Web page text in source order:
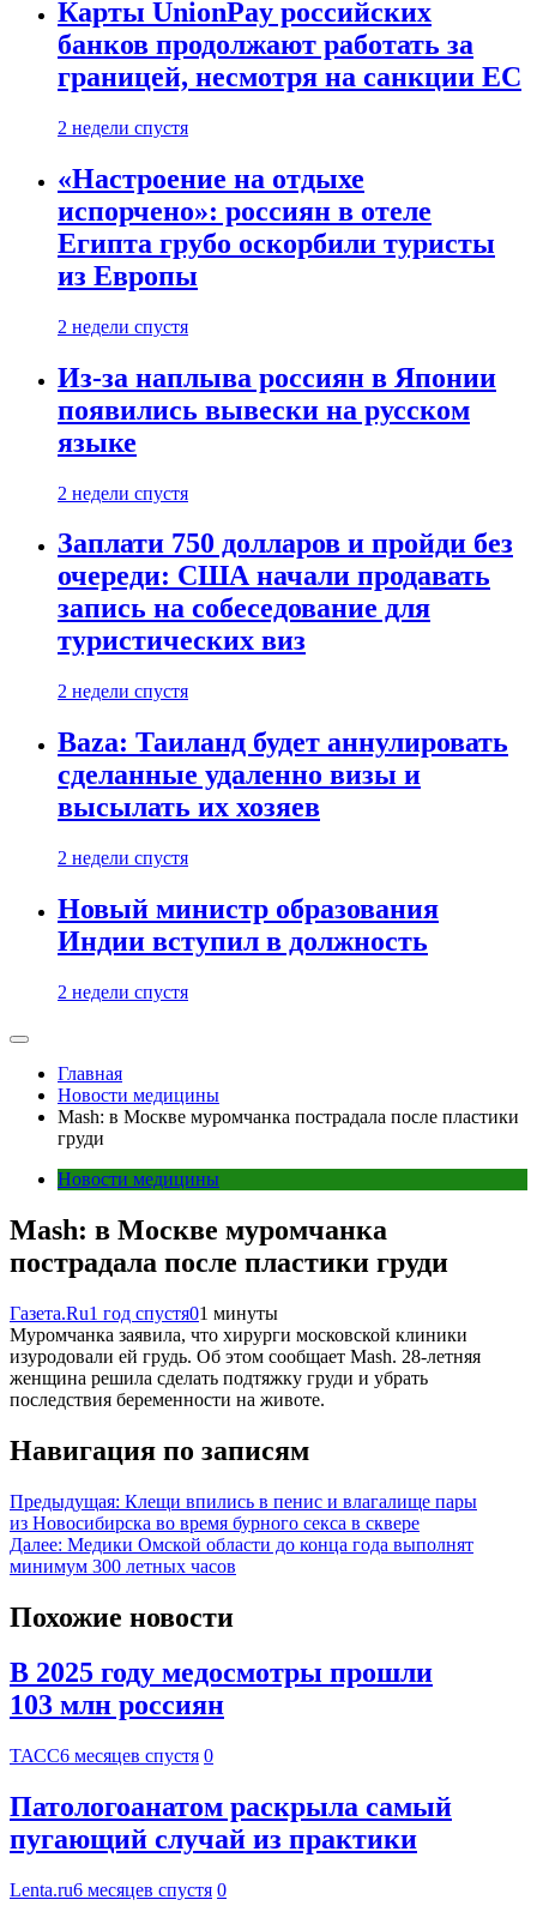
Карты UnionPay российских
банков продолжают работать за
границей, несмотря на санкции ЕС
2 недели спустя
«Настроение на отдыхе
испорчено»: россиян в отеле
Египта грубо оскорбили туристы
из Европы
2 недели спустя
Из-за наплыва россиян в Японии
появились вывески на русском
языке
2 недели спустя
Заплати 750 долларов и пройди без
очереди: США начали продавать
запись на собеседование для
туристических виз
2 недели спустя
Baza: Таиланд будет аннулировать
сделанные удаленно визы и
высылать их хозяев
2 недели спустя
Новый министр образования
Индии вступил в должность
2 недели спустя
Главная
Новости медицины
Mash: в Москве муромчанка пострадала после пластики
груди
Новости медицины
Mash: в Москве муромчанка
пострадала после пластики груди
Газета.Ru1 год спустя01 минуты
Муромчанка заявила, что хирурги московской клиники
изуродовали ей грудь. Об этом сообщает Mash. 28-летняя
женщина решила сделать подтяжку груди и убрать
последствия беременности на животе.
Навигация по записям
Предыдущая: Клещи впились в пенис и влагалище пары
из Новосибирска во время бурного секса в сквере
Далее: Медики Омской области до конца года выполнят
минимум 300 летных часов
Похожие новости
В 2025 году медосмотры прошли
103 млн россиян
ТАСС6 месяцев спустя 0
Патологоанатом раскрыла самый
пугающий случай из практики
Lenta.ru6 месяцев спустя 0